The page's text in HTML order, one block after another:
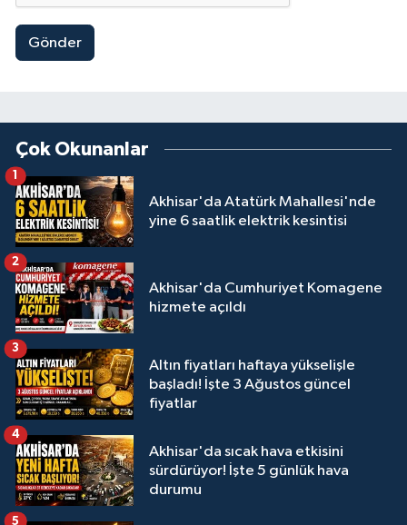
Gönder
Çok Okunanlar
Akhisar'da Atatürk Mahallesi'nde
yine 6 saatlik elektrik kesintisi
Akhisar'da Cumhuriyet Komagene
hizmete açıldı
2
Altın fiyatları haftaya yükselişle
başladı! İşte 3 Ağustos güncel
fiyatlar
3
Akhisar'da sıcak hava etkisini
sürdürüyor! İşte 5 günlük hava
durumu
4
5